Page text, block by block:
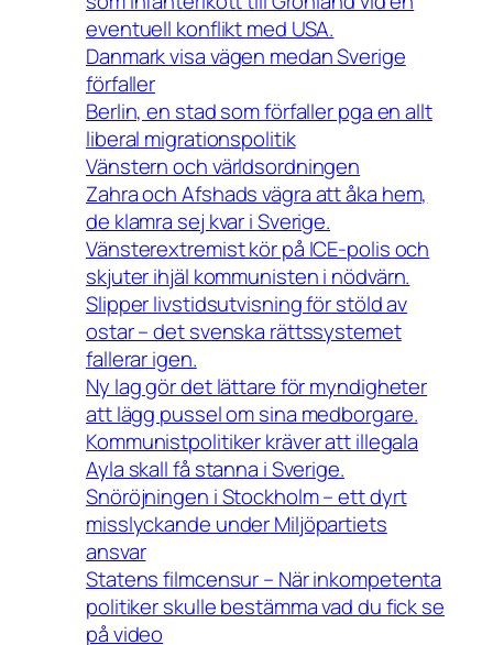
eventuell konflikt med USA.
Danmark visa vägen medan Sverige
förfaller
Berlin, en stad som förfaller pga en allt
liberal migrationspolitik
Vänstern och världsordningen
Zahra och Afshads vägra att åka hem,
de klamra sej kvar i Sverige.
Vänsterextremist kör på ICE-polis och
skjuter ihjäl kommunisten i nödvärn.
Slipper livstidsutvisning för stöld av
ostar – det svenska rättssystemet
fallerar igen.
Ny lag gör det lättare för myndigheter
att lägg pussel om sina medborgare.
Kommunistpolitiker kräver att illegala
Ayla skall få stanna i Sverige.
Snöröjningen i Stockholm – ett dyrt
misslyckande under Miljöpartiets
ansvar
Statens filmcensur – När inkompetenta
politiker skulle bestämma vad du fick se
på video